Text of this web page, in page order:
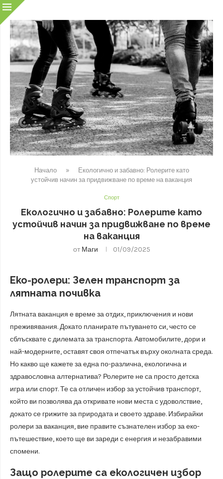
Начало »
Екологично и забавно: Ролерите като
устойчив начин за придвижване по време на ваканция
Спорт
Екологично и забавно: Ролерите като
устойчив начин за придвижване по време
на ваканция
от Маги 01/09/2025
Еко-ролери: Зелен транспорт за
лятната почивка
Лятната ваканция е време за отдих, приключения и нови
преживявания. Докато планирате пътуването си, често се
сблъсквате с дилемата за транспорта. Автомобилите, дори и
най-модерните, оставят своя отпечатък върху околната среда.
Но какво ще кажете за една по-различна, екологична и
здравословна алтернатива? Ролерите не са просто детска
игра или спорт. Те са отличен избор за устойчив транспорт,
който ви позволява да откривате нови места с удоволствие,
докато се грижите за природата и своето здраве. Избирайки
ролери за ваканция, вие правите съзнателен избор за еко-
пътешествие, което ще ви зареди с енергия и незабравими
спомени.
Защо ролерите са екологичен избор